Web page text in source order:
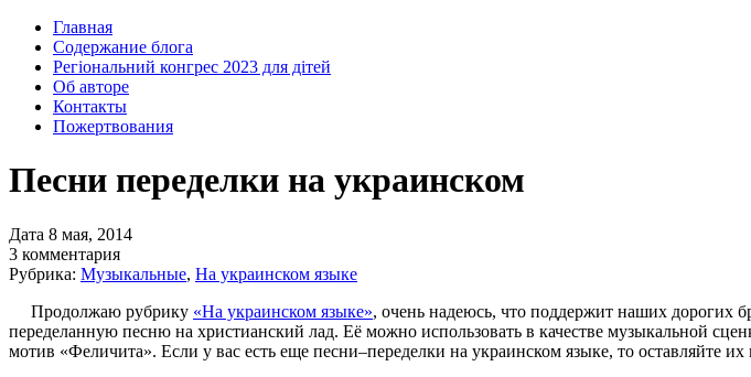
Главная
Содержание блога
Регіональний конгрес 2023 для дітей
Об авторе
Контакты
Пожертвования
Песни переделки на украинском
Дата 8 мая, 2014
3 комментария
Рубрика: Музыкальные, На украинском языке
Продолжаю рубрику «На украинском языке», очень надеюсь, что поддержит наших дорогих
переделанную песню на христианский лад. Её можно использовать в качестве музыкальной
мотив «Феличита». Если у вас есть еще песни–переделки на украинском языке, то оставляйте